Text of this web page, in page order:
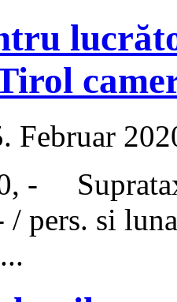
Februar
-
/ pers. si